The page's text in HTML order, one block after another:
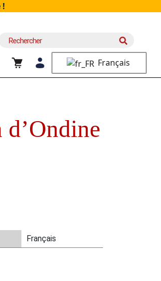
!
Recherche
Français
Français